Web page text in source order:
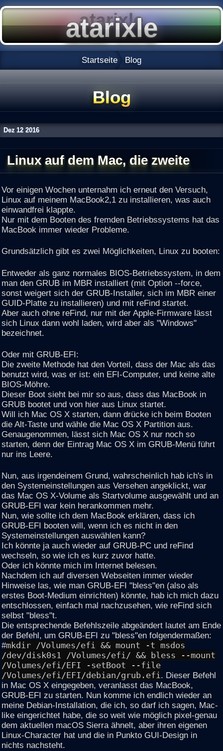
Startseite Blog
Blog
Dez 12 2016
Linux auf dem Mac, die zweite
Vor einigen Wochen unternahm ich erneut den Versuch,
Linux auf meinem MacBook2,1 zu installieren, was auch
einwandfrei klappte.
Nur mit dem Booten des fremden Betriebssystems hat das
MacBook immer wieder Probleme.
Grundsätzlich gibt es zwei Möglichkeiten, Linux zu booten:
Entweder als ganz normales BIOS-Betriebssystem, in dem
man den GRUB im MBR installiert (mit Option --force,
sonst weigert sich der GRUB-Installer, sich im MBR einer
GUID-Platte zu installieren) und mit reFind startet.
Aber auch ohne reFind, nur mit der Apple-Firmware lässt
sich Linux dann wohl laden, wird aber als "Windows"
bezeichnet.
Oder mit GRUB-EFI:
Die zweite Methode hat den Vorteil, dass der Mac als das
benutzt wird, was er ist: ein EFI-Computer, und keine alte
BIOS-Möhre.
Dieser Boot sieht bei mir so aus, dass das MacBook in
GRUB bootet und von hier aus Linux startet.
Will ich Mac OS X starten, dann drücke ich beim Booten
die Alt-Taste und wähle die Mac OS X Partition aus.
Genaugenommen, lässt sich Mac OS X nur noch so
starten, denn der Eintrag Mac OS X im GRUB-Menü führt
nur ins Leere.
Nun, aus irgendeinem Grund, wahrscheinlich hab ich's in
den Systemeinstellungen aus Versehen angeklickt, war
das Mac OS X-Volume als Startvolume ausgewählt und an
GRUB-EFI war kein herankommen mehr.
Nun, wie sollte ich dem MacBook erklären, dass ich
GRUB-EFI booten will, wenn ich es nicht in den
Systemeinstellungen auswählen kann?
Ich könnte ja auch wieder auf GRUB-PC und reFind
wechseln, so wie ich es kurz zuvor hatte.
Oder ich könnte mich im Internet belesen.
Nachdem ich auf diversen Webseiten immer wieder
Hinweise las, wie man GRUB-EFI "bless"en (also als
erstes Boot-Medium einrichten) könnte, hab ich mich dazu
entschlossen, einfach mal nachzusehen, wie reFind sich
selbst "bless"t.
Die entsprechende Befehlszeile abgeändert lautet am Ende
der Befehl, um GRUB-EFI zu "bless"en folgendermaßen:
#mkdir /Volumes/efi && mount -t msdos
/dev/disk0s1 /Volumes/efi/ && bless --mount
/Volumes/efi/EFI -setBoot --file
/Volumes/efi/EFI/debian/grub.efi. Dieser Befehl
in Mac OS X eingegeben, veranlasst das MacBook,
GRUB-EFI zu starten. Nun komme ich endlich wieder an
meine Debian-Installation, die ich, so darf ich sagen, Mac-
like eingerichtet habe, die so weit wie möglich pixel-genau
dem aktuellen macOS Sierra ähnelt, aber ihren eigenen
Linux-Character hat und die in Punkto GUI-Design in
nichts nachsteht.